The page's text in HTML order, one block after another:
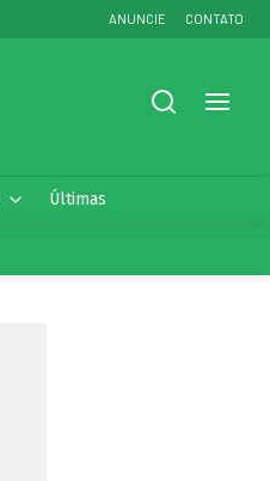
ANUNCIE CONTATO
Últimas